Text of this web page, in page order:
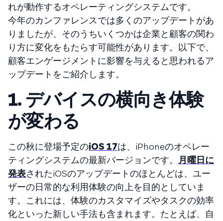
れが動作するオペレーティングシステムです。
今年のカンファレンスでは多くのアップデートがあ
りましたが、そのうちいくつかは企業と顧客の関わ
り方に変化をもたらす可能性があります。以下で、
顧客エンゲージメントに影響を与えると思われるア
ップデートをご紹介します。
1. デバイスの横向き体験
が変わる
この秋に登場予定のiOS 17は、iPhoneのオペレー
ティングシステムの最新バージョンです。 月曜日に
発表されたiOSのアップデートのほとんどは、ユー
ザーの日常的な利用体験の向上を目的としていま
す。これには、体験のカスタマイズやタスクの効率
化といった新しい手法も含まれます。たとえば、自